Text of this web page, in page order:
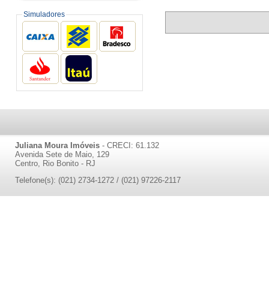
Simuladores
Juliana Moura Imóveis - CRECI: 61.132
Avenida Sete de Maio, 129
Centro, Rio Bonito - RJ
Telefone(s): (021) 2734-1272 / (021) 97226-2117